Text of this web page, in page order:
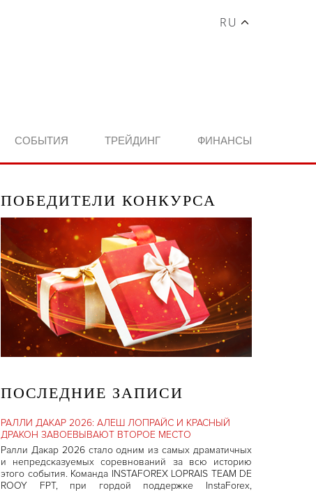
RU
СОБЫТИЯ ТРЕЙДИНГ ФИНАНСЫ
ПОБЕДИТЕЛИ КОНКУРСА
ПОСЛЕДНИЕ ЗАПИСИ
РАЛЛИ ДАКАР 2026: АЛЕШ ЛОПРАЙС И КРАСНЫЙ
ДРАКОН ЗАВОЕВЫВАЮТ ВТОРОЕ МЕСТО
Ралли Дакар 2026 стало одним из самых драматичных
и непредсказуемых соревнований за всю историю
этого события. Команда INSTAFOREX LOPRAIS TEAM DE
ROOY FPT, при гордой поддержке InstaForex,